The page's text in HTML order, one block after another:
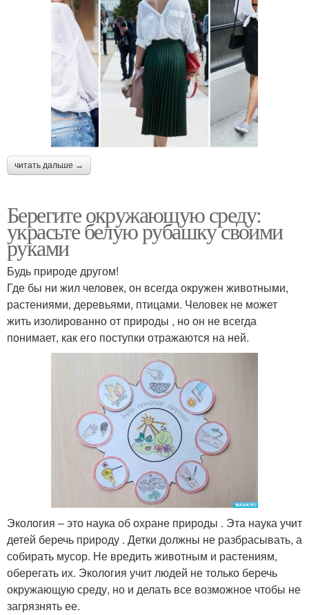
читать дальше →
Берегите окружающую среду:
украсьте белую рубашку своими
руками
Будь природе другом!
Где бы ни жил человек, он всегда окружен животными,
растениями, деревьями, птицами. Человек не может
жить изолированно от природы , но он не всегда
понимает, как его поступки отражаются на ней.
Экология – это наука об охране природы . Эта наука учит
детей беречь природу . Детки должны не разбрасывать, а
собирать мусор. Не вредить животным и растениям,
оберегать их. Экология учит людей не только беречь
окружающую среду, но и делать все возможное чтобы не
загрязнять ее.